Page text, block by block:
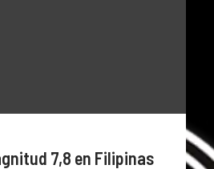
7,8 en Filipinas